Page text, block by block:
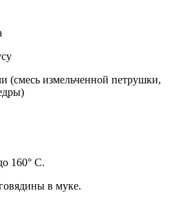
(смесь измельченной петрушки,
160° C.
в муке.